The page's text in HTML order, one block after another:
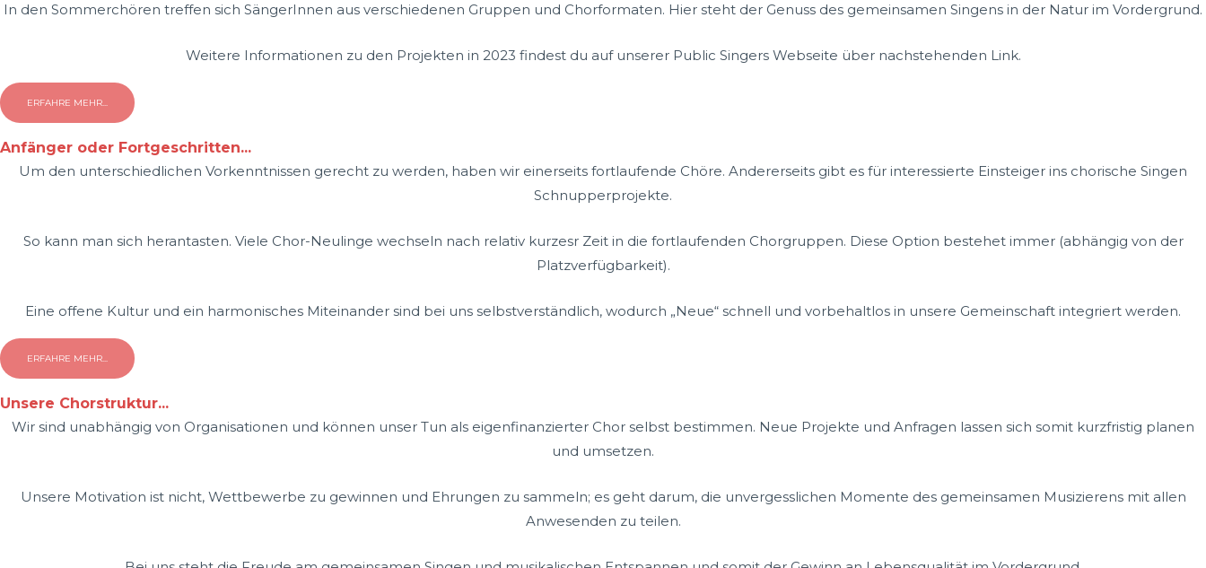
In den Sommerchören treffen sich SängerInnen aus verschiedenen Gruppen und Chorformaten. Hier steht der Genuss des gemeinsamen Singens in der Natur im Vordergrund.
Weitere Informationen zu den Projekten in 2023 findest du auf unserer Public Singers Webseite über nachstehenden Link.
ERFAHRE MEHR...
Anfänger oder Fortgeschritten...
Um den unterschiedlichen Vorkenntnissen gerecht zu werden, haben wir einerseits fortlaufende Chöre. Andererseits gibt es für interessierte Einsteiger ins chorische Singen
Schnupperprojekte.
So kann man sich herantasten. Viele Chor-Neulinge wechseln nach relativ kurzesr Zeit in die fortlaufenden Chorgruppen. Diese Option bestehet immer (abhängig von der
Platzverfügbarkeit).
Eine offene Kultur und ein harmonisches Miteinander sind bei uns selbstverständlich, wodurch „Neue“ schnell und vorbehaltlos in unsere Gemeinschaft integriert werden.
ERFAHRE MEHR...
Unsere Chorstruktur...
Wir sind unabhängig von Organisationen und können unser Tun als eigenfinanzierter Chor selbst bestimmen. Neue Projekte und Anfragen lassen sich somit kurzfristig planen
und umsetzen.
Unsere Motivation ist nicht, Wettbewerbe zu gewinnen und Ehrungen zu sammeln; es geht darum, die unvergesslichen Momente des gemeinsamen Musizierens mit allen
Anwesenden zu teilen.